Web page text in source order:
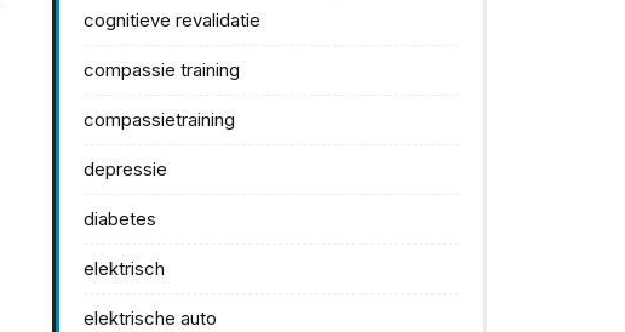
cognitieve revalidatie
compassie training
compassietraining
depressie
diabetes
elektrisch
elektrische auto